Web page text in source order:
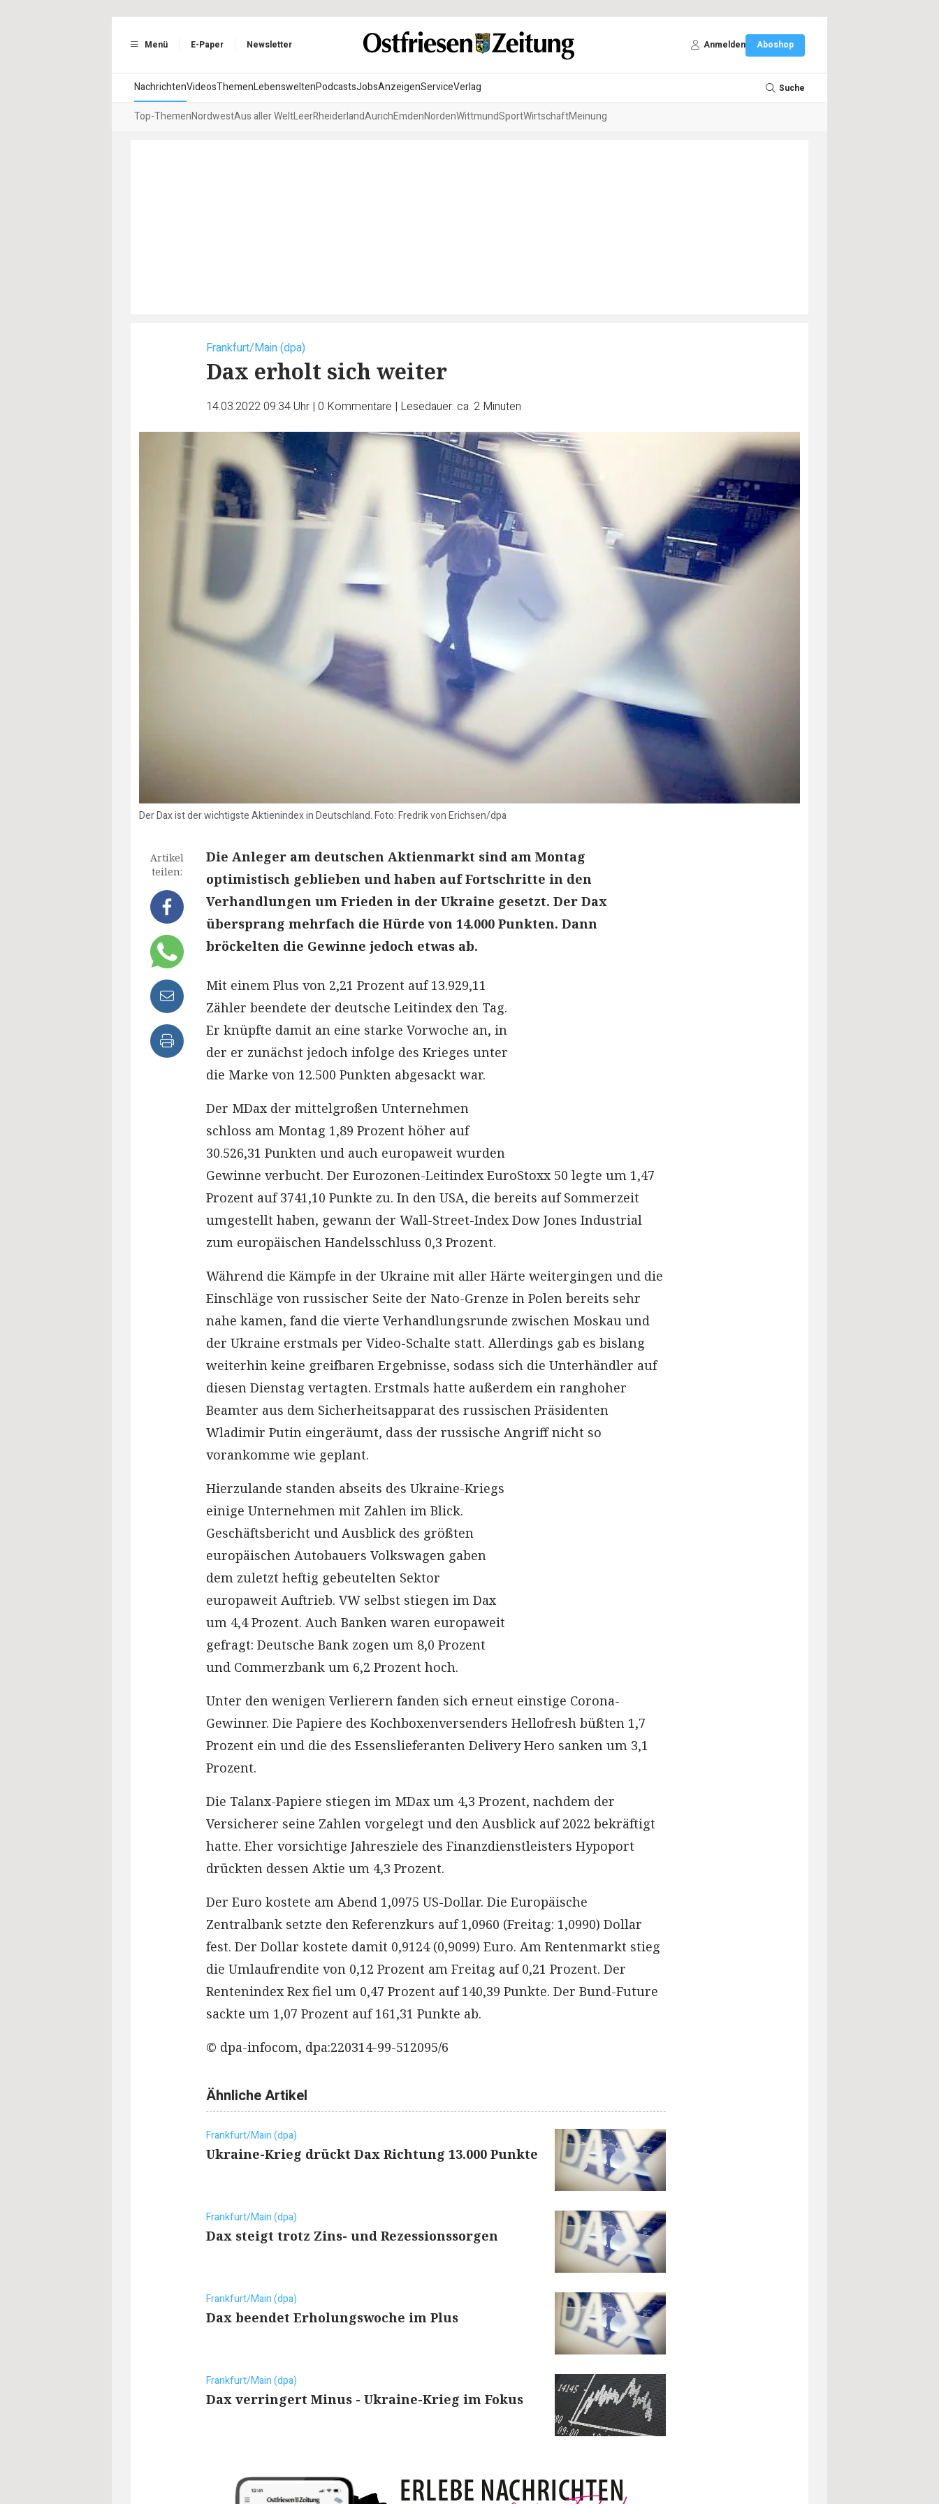
Menü E-Paper Newsletter Anmelden Aboshop
NachrichtenVideosThemenLebensweltenPodcastsJobsAnzeigenServiceVerlag Suche
Top-ThemenNordwestAus aller WeltLeerRheiderlandAurichEmdenNordenWittmundSportWirtschaftMeinung
Frankfurt/Main (dpa)
Dax erholt sich weiter
14.03.2022 09:34 Uhr | 0 Kommentare | Lesedauer: ca. 2 Minuten
Der Dax ist der wichtigste Aktienindex in Deutschland. Foto: Fredrik von Erichsen/dpa
Artikel
teilen:
Die Anleger am deutschen Aktienmarkt sind am Montag
optimistisch geblieben und haben auf Fortschritte in den
Verhandlungen um Frieden in der Ukraine gesetzt. Der Dax
übersprang mehrfach die Hürde von 14.000 Punkten. Dann
bröckelten die Gewinne jedoch etwas ab.
Mit einem Plus von 2,21 Prozent auf 13.929,11
Zähler beendete der deutsche Leitindex den Tag.
Er knüpfte damit an eine starke Vorwoche an, in
der er zunächst jedoch infolge des Krieges unter
die Marke von 12.500 Punkten abgesackt war.
Der MDax der mittelgroßen Unternehmen
schloss am Montag 1,89 Prozent höher auf
30.526,31 Punkten und auch europaweit wurden
Gewinne verbucht. Der Eurozonen-Leitindex EuroStoxx 50 legte um 1,47
Prozent auf 3741,10 Punkte zu. In den USA, die bereits auf Sommerzeit
umgestellt haben, gewann der Wall-Street-Index Dow Jones Industrial
zum europäischen Handelsschluss 0,3 Prozent.
Während die Kämpfe in der Ukraine mit aller Härte weitergingen und die
Einschläge von russischer Seite der Nato-Grenze in Polen bereits sehr
nahe kamen, fand die vierte Verhandlungsrunde zwischen Moskau und
der Ukraine erstmals per Video-Schalte statt. Allerdings gab es bislang
weiterhin keine greifbaren Ergebnisse, sodass sich die Unterhändler auf
diesen Dienstag vertagten. Erstmals hatte außerdem ein ranghoher
Beamter aus dem Sicherheitsapparat des russischen Präsidenten
Wladimir Putin eingeräumt, dass der russische Angriff nicht so
vorankomme wie geplant.
Hierzulande standen abseits des Ukraine-Kriegs
einige Unternehmen mit Zahlen im Blick.
Geschäftsbericht und Ausblick des größten
europäischen Autobauers Volkswagen gaben
dem zuletzt heftig gebeutelten Sektor
europaweit Auftrieb. VW selbst stiegen im Dax
um 4,4 Prozent. Auch Banken waren europaweit
gefragt: Deutsche Bank zogen um 8,0 Prozent
und Commerzbank um 6,2 Prozent hoch.
Unter den wenigen Verlierern fanden sich erneut einstige Corona-
Gewinner. Die Papiere des Kochboxenversenders Hellofresh büßten 1,7
Prozent ein und die des Essenslieferanten Delivery Hero sanken um 3,1
Prozent.
Die Talanx-Papiere stiegen im MDax um 4,3 Prozent, nachdem der
Versicherer seine Zahlen vorgelegt und den Ausblick auf 2022 bekräftigt
hatte. Eher vorsichtige Jahresziele des Finanzdienstleisters Hypoport
drückten dessen Aktie um 4,3 Prozent.
Der Euro kostete am Abend 1,0975 US-Dollar. Die Europäische
Zentralbank setzte den Referenzkurs auf 1,0960 (Freitag: 1,0990) Dollar
fest. Der Dollar kostete damit 0,9124 (0,9099) Euro. Am Rentenmarkt stieg
die Umlaufrendite von 0,12 Prozent am Freitag auf 0,21 Prozent. Der
Rentenindex Rex fiel um 0,47 Prozent auf 140,39 Punkte. Der Bund-Future
sackte um 1,07 Prozent auf 161,31 Punkte ab.
© dpa-infocom, dpa:220314-99-512095/6
Ähnliche Artikel
Frankfurt/Main (dpa)
Ukraine-Krieg drückt Dax Richtung 13.000 Punkte
Frankfurt/Main (dpa)
Dax steigt trotz Zins- und Rezessionssorgen
Frankfurt/Main (dpa)
Dax beendet Erholungswoche im Plus
Frankfurt/Main (dpa)
Dax verringert Minus - Ukraine-Krieg im Fokus